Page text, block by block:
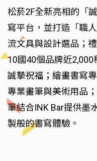
松菸2F全新亮相的「
寫平台，並打造「職
流文具與設計選品；
10國40個品牌近
誠摯祝福；繪畫書寫
專業畫筆與美術用品
筆結合INK Bar提供墨
製般的書寫體驗。